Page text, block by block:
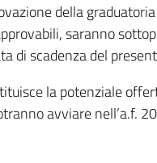
della
saranno
di scadenza del
la potenziale
avviare nell’a.f.